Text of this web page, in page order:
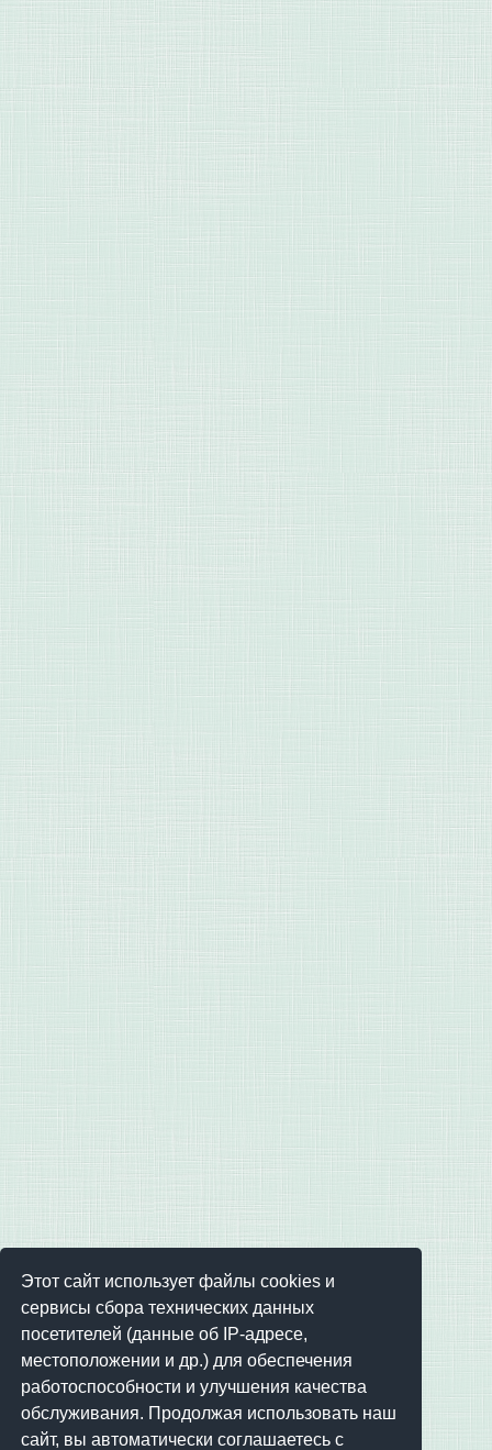
Этот сайт использует файлы cookies и
сервисы сбора технических данных
посетителей (данные об IP-адресе,
местоположении и др.) для обеспечения
работоспособности и улучшения качества
обслуживания. Продолжая использовать наш
сайт, вы автоматически соглашаетесь с